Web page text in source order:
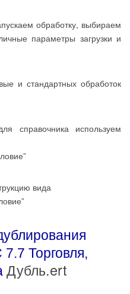
обработку, выбираем
параметры загрузки и
и стандартных обработок
справочника используем
вида
Торговля,
Дубль.ert